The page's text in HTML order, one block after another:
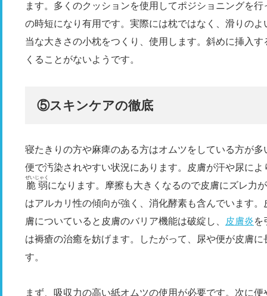
ます。多くのクッションを使用してポジショニングを
の時短になり有用です。実際には枕ではなく、滑りの
当な大きさの小枕をつくり、使用します。斜めに挿入
くることがないようです。
⑤スキンケアの徹底
寝たきりの方や麻痺のある方はオムツをしている方が
便で汚染されやすい状況にあります。皮膚が汗や尿に
脆弱
ぜいじゃく
になります。摩擦も大きくなるので皮膚にズレ力
はアルカリ性の傾向が強く、消化酵素も含んでいます
膚についていると皮膚のバリア機能は破綻し、
皮膚炎を
は褥瘡の治癒を妨げます。したがって、尿や便が皮膚
す。
まず、吸収力の高い紙オムツの使用が必要です。次に